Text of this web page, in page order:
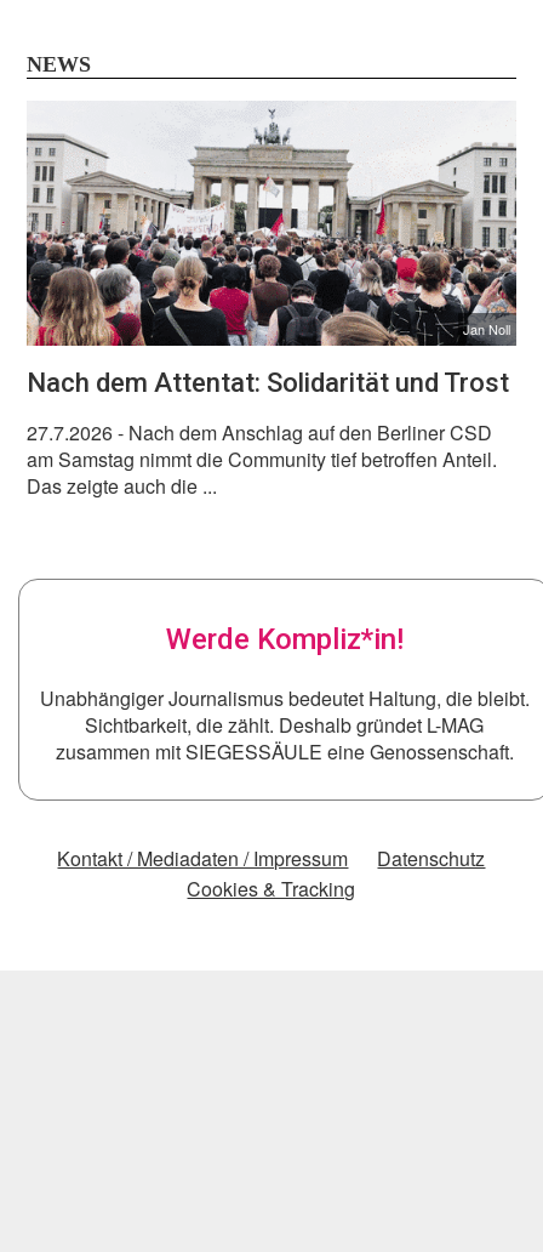
NEWS
Jan Noll
Nach dem Attentat: Solidarität und Trost
27.7.2026- Nach dem Anschlag auf den Berliner CSD
am Samstag nimmt die Community tief betroffen Anteil.
Das zeigte auch die ...
Werde Kompliz*in!
Unabhängiger Journalismus bedeutet Haltung, die bleibt.
Sichtbarkeit, die zählt. Deshalb gründet L-MAG
zusammen mit SIEGESSÄULE eine Genossenschaft.
Kontakt / Mediadaten / Impressum
Datenschutz
Cookies & Tracking